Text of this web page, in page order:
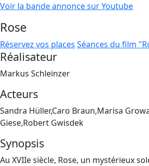
Voir la bande annonce sur Youtube
Rose
Réservez vos places Séances du film
Réalisateur
Markus Schleinzer
Acteurs
Sandra Hüller,Caro Braun,Marisa
Giese,Robert Gwisdek
Synopsis
Au XVIIe siècle, Rose, un mystérieux